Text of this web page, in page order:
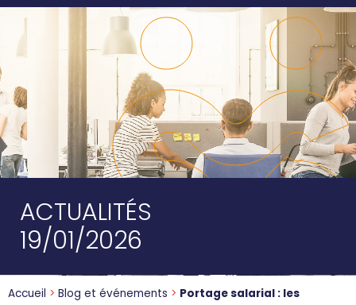
ACTUALITÉS
19/01/2026
Accueil > Blog et événements > Portage salarial : les